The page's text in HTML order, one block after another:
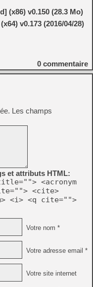
(x86) v0.150 (28.3 Mo)
v0.173 (2016/04/28)
0 commentaire
Les champs
et attributs HTML:
<acronym
<cite>
<i> <q cite="">
Votre nom *
Votre adresse email *
Votre site internet